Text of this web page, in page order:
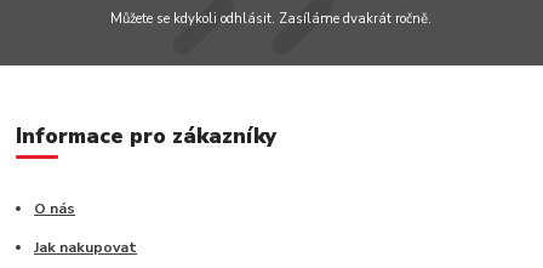
Můžete se kdykoli odhlásit. Zasíláme dvakrát ročně.
Informace pro zákazníky
O nás
Jak nakupovat